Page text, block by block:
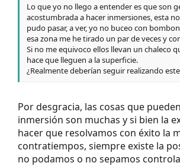
Lo que yo no llego a entender es que son
acostumbrada a hacer inmersiones, esta
pudo pasar, a ver, yo no buceo con
esa zona me he tirado un par de veces y
Si no me equivoco ellos llevan un chaleco
hace que lleguen a la superficie.
¿Realmente deberían seguir realizando
Por desgracia, las cosas que
inmersión son muchas y si bien la
hacer que resolvamos con éxito la
contratiempos, siempre existe la
no podamos o no sepamos